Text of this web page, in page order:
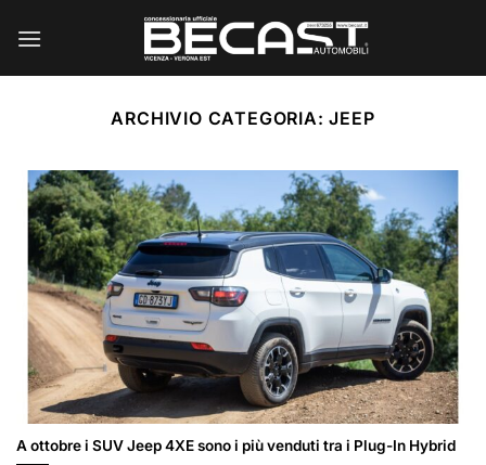
ARCHIVIO CATEGORIA:JEEP
A ottobre i SUV Jeep 4XE sono i più venduti tra i Plug-In Hybrid